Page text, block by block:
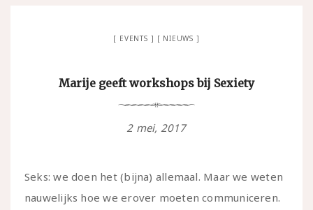
EVENTS NIEUWS
Marije geeft workshops bij Sexiety
2 mei, 2017
Seks: we doen het (bijna) allemaal. Maar we weten
nauwelijks hoe we erover moeten communiceren.